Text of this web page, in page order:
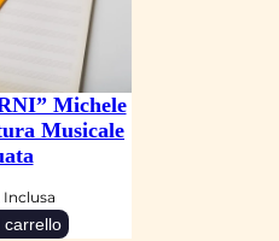
Michele
Musicale
Inclusa
carrello